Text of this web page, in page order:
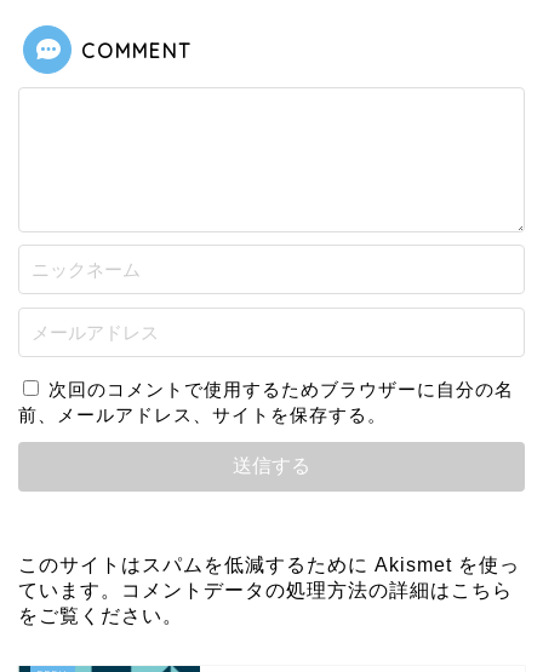
COMMENT
次回のコメントで使用するためブラウザーに自分の名
前、メールアドレス、サイトを保存する。
このサイトはスパムを低減するために Akismet を使っ
ています。
コメントデータの処理方法の詳細はこちら
をご覧ください 。